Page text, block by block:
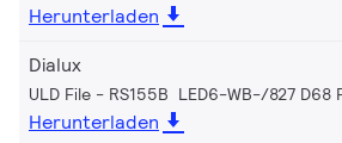
Herunterladen
Dialux
ULD File - RS155B LED6-WB-/827 D68
Herunterladen